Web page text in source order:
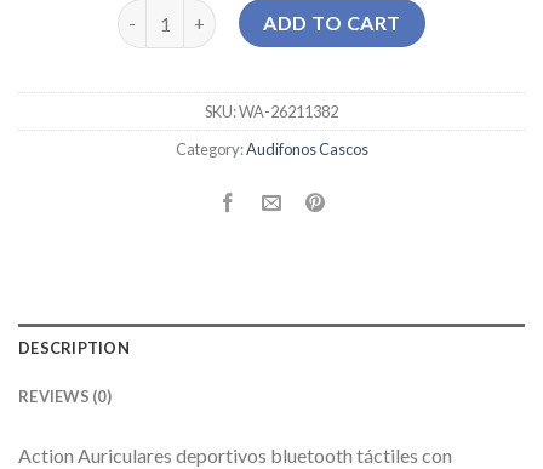
audifonos cascos quantity
ADD TO CART
SKU:WA-26211382
Category:Audifonos Cascos
DESCRIPTION
REVIEWS (0)
Action Auriculares deportivos bluetooth táctiles con